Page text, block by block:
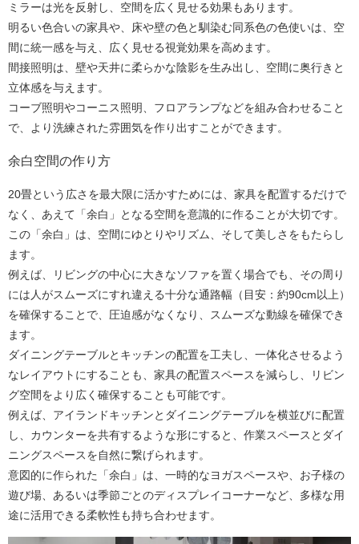
ミラーは光を反射し、空間を広く見せる効果もあります。
明るい色合いの家具や、床や壁の色と馴染む同系色の色使いは、空
間に統一感を与え、広く見せる視覚効果を高めます。
間接照明は、壁や天井に柔らかな陰影を生み出し、空間に奥行きと
立体感を与えます。
コーブ照明やコーニス照明、フロアランプなどを組み合わせること
で、より洗練された雰囲気を作り出すことができます。
余白空間の作り方
20畳という広さを最大限に活かすためには、家具を配置するだけで
なく、あえて「余白」となる空間を意識的に作ることが大切です。
この「余白」は、空間にゆとりやリズム、そして美しさをもたらし
ます。
例えば、リビングの中心に大きなソファを置く場合でも、その周り
には人がスムーズにすれ違える十分な通路幅（目安：約90cm以上）
を確保することで、圧迫感がなくなり、スムーズな動線を確保でき
ます。
ダイニングテーブルとキッチンの配置を工夫し、一体化させるよう
なレイアウトにすることも、家具の配置スペースを減らし、リビン
グ空間をより広く確保することも可能です。
例えば、アイランドキッチンとダイニングテーブルを横並びに配置
し、カウンターを共有するような形にすると、作業スペースとダイ
ニングスペースを自然に繋げられます。
意図的に作られた「余白」は、一時的なヨガスペースや、お子様の
遊び場、あるいは季節ごとのディスプレイコーナーなど、多様な用
途に活用できる柔軟性も持ち合わせます。